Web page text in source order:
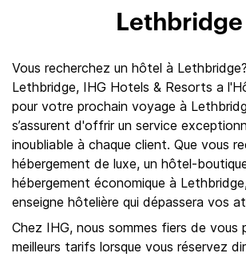
Lethbridge
Vous recherchez un hôtel à
Lethbridge, IHG Hotels & Resorts a
pour votre prochain voyage à
s’assurent d'offrir un service
inoubliable à chaque client. Que vous
hébergement de luxe, un hôtel-
hébergement économique à
enseigne hôtelière qui dépassera vos
Chez IHG, nous sommes fiers de vous
meilleurs tarifs lorsque vous réservez